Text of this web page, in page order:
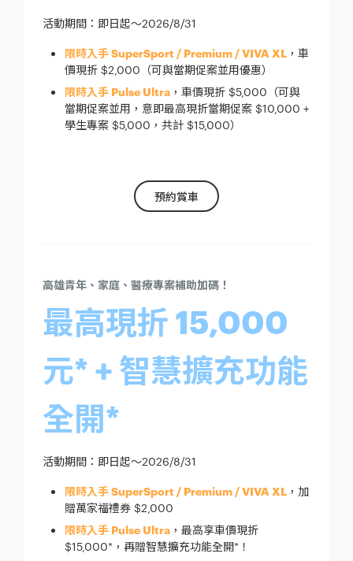
活動期間：即日起～2026/8/31
限時入手 SuperSport / Premium / VIVA XL ，車
價現折 $2,000（可與當期促案並用優惠）
限時入手 Pulse Ultra ，車價現折 $5,000（可與
當期促案並用，意即最高現折當期促案 $10,000 +
學生專案 $5,000，共計 $15,000）
預約賞車
高雄青年、家庭、醫療專案補助加碼！
最高現折 15,000
元* + 智慧擴充功能
全開*
活動期間：即日起～2026/8/31
限時入手 SuperSport / Premium / VIVA XL ，加
贈萬家福禮券 $2,000
限時入手 Pulse Ultra ，最高享車價現折
$15,000*，再贈智慧擴充功能全開*！